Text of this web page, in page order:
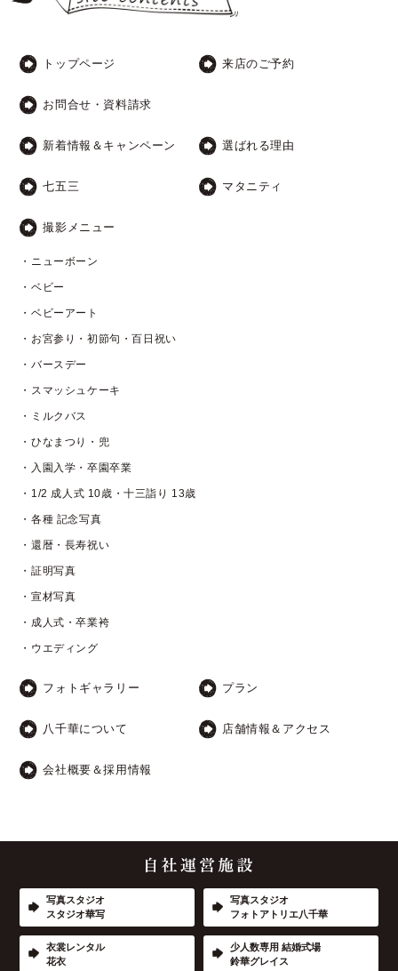
トップページ 来店のご予約
お問合せ・資料請求
新着情報＆キャンペーン 選ばれる理由
七五三 マタニティ
撮影メニュー
・ニューボーン
・ベビー
・ベビーアート
・お宮参り・初節句・百日祝い
・バースデー
・スマッシュケーキ
・ミルクバス
・ひなまつり・兜
・入園入学・卒園卒業
・1/2 成人式 10歳・十三詣り 13歳
・各種 記念写真
・還暦・長寿祝い
・証明写真
・宣材写真
・成人式・卒業袴
・ウエディング
フォトギャラリー プラン
八千華について 店舗情報＆アクセス
会社概要＆採用情報
写真スタジオ
スタジオ華写
写真スタジオ
フォトアトリエ八千華
衣裳レンタル
花衣
少人数専用 結婚式場
鈴華グレイス